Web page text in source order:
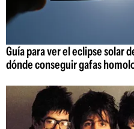
Guía para ver el eclipse solar
dónde conseguir gafas